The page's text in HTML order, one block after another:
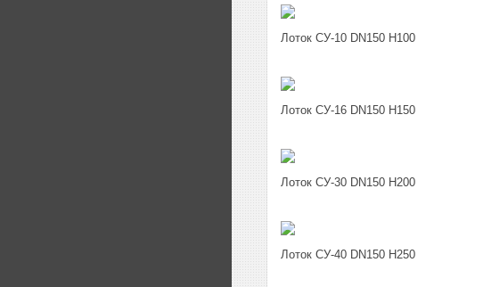
Лоток СУ-10 DN150 H100
Лоток СУ-16 DN150 H150
Лоток СУ-30 DN150 H200
Лоток СУ-40 DN150 H250